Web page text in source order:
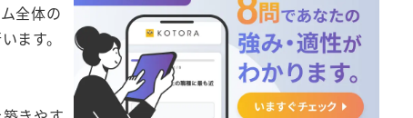
全体の
ます。